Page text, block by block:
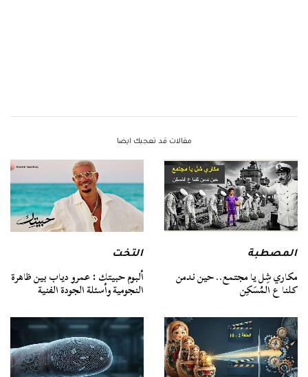
مقالات قد تعجبك ايضا
المصطبة
مكاري شِل يا مجتمع.. حين ندمن
كلنا ع المُسَكِن
التخت
ألبوم حبيتك : عمرو دياب بين ظاهرة
النجومية وأسئلة الجودة الفنية